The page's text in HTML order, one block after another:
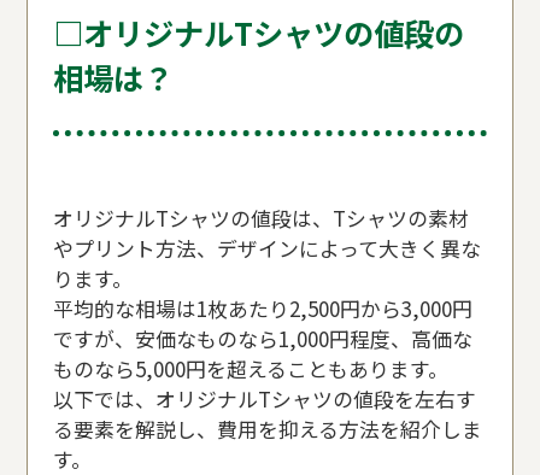
□オリジナルTシャツの値段の
相場は？
オリジナルTシャツの値段は、Tシャツの素材
やプリント方法、デザインによって大きく異な
ります。
平均的な相場は1枚あたり2,500円から3,000円
ですが、安価なものなら1,000円程度、高価な
ものなら5,000円を超えることもあります。
以下では、オリジナルTシャツの値段を左右す
る要素を解説し、費用を抑える方法を紹介しま
す。